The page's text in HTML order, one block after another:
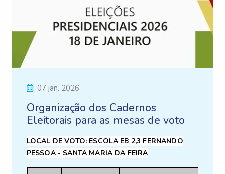
07 jan. 2026
Organização dos Cadernos
Eleitorais para as mesas de voto
LOCAL DE VOTO: ESCOLA EB 2,3 FERNANDO
PESSOA - SANTA MARIA DA FEIRA